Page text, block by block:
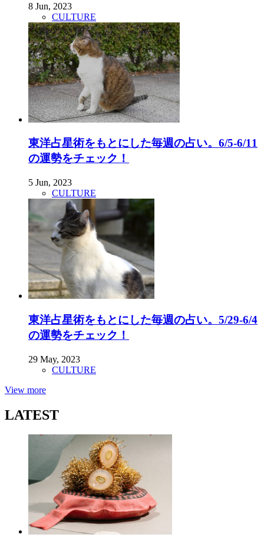
8 Jun, 2023
CULTURE
東洋占星術をもとにした毎週の占い。6/5-6/11
の運勢をチェック！
5 Jun, 2023
CULTURE
東洋占星術をもとにした毎週の占い。5/29-6/4
の運勢をチェック！
29 May, 2023
CULTURE
View more
LATEST